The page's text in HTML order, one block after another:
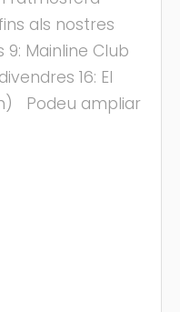
als nostres
9: Mainline Club
16: El
h) Podeu ampliar